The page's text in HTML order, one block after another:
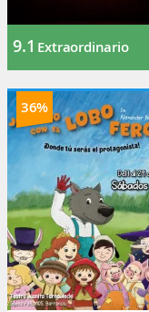
9.1 Extraordinario
36%